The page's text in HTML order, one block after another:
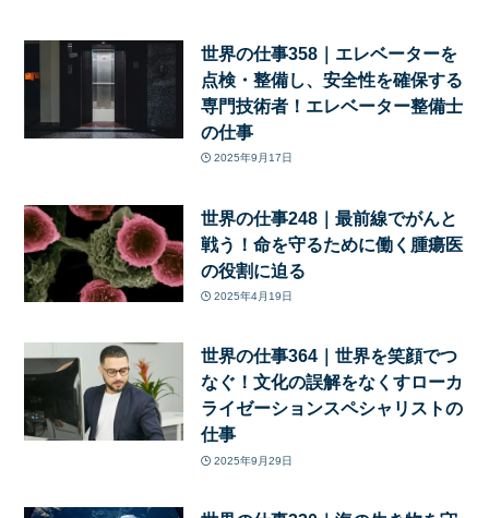
世界の仕事358｜エレベーターを
点検・整備し、安全性を確保する
専門技術者！エレベーター整備士
の仕事
2025年9月17日
世界の仕事248｜最前線でがんと
戦う！命を守るために働く腫瘍医
の役割に迫る
2025年4月19日
世界の仕事364｜世界を笑顔でつ
なぐ！文化の誤解をなくすローカ
ライゼーションスペシャリストの
仕事
2025年9月29日